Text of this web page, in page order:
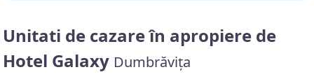
Unitati de cazare în apropiere de
Hotel Galaxy Dumbrăvița